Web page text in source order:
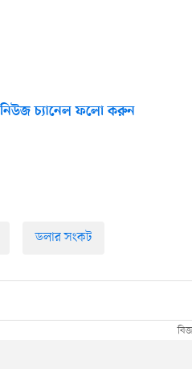
চ্যানেল ফলো করুন
ডলার সংকট